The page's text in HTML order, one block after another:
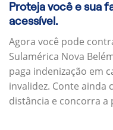
Proteja você e sua
acessível.
Agora você pode
Sulamérica Nova
paga indenização em
invalidez. Conte ainda
distância e concorra